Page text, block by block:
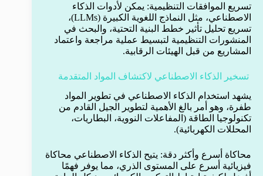
تسريع الموافقات التنظيمية: يمكن لأدوات الذكاء
الاصطناعي، مثل النماذج اللغوية الكبيرة (LLMs)،
تسريع تحليل تأثير خطط البنية التحتية، والبحث في
المنشورات التنظيمية لتبسيط عملية مراجعة واعتماد
المشاريع من قبل الهيئات الرقابية.
تسخير الذكاء الاصطناعي لاكتشاف المواد المتقدمة
يشهد استخدام الذكاء الاصطناعي في تطوير المواد
طفرة، وهو أمر بالغ الأهمية لتطوير الجيل القادم من
تكنولوجيا الطاقة (المفاعلات النووية، البطاريات،
المحللات الكهربائية).
محاكاة أسرع وأكثر دقة: يتيح الذكاء الاصطناعي محاكاة
فيزيائية أسرع على المستوى الذري، مما يوفر فهمًا